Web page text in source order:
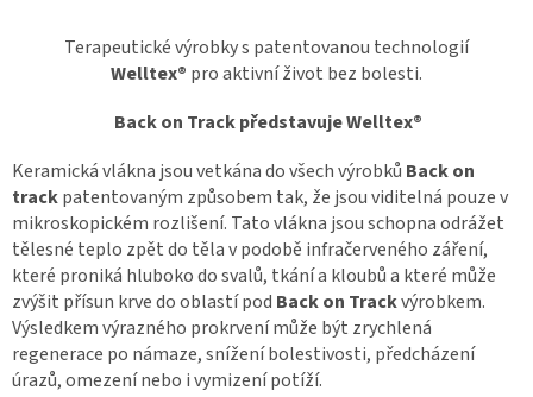
Terapeutické výrobky s patentovanou technologií
Welltex® pro aktivní život bez bolesti.
Back on Track představuje Welltex®
Keramická vlákna jsou vetkána do všech výrobků Back on
trackpatentovaným způsobem tak, že jsou viditelná pouze v
mikroskopickém rozlišení. Tato vlákna jsou schopna odrážet
tělesné teplo zpět do těla v podobě infračerveného záření,
které proniká hluboko do svalů, tkání a kloubů a které může
zvýšit přísun krve do oblastí pod Back on Trackvýrobkem.
Výsledkem výrazného prokrvení může být zrychlená
regenerace po námaze, snížení bolestivosti, předcházení
úrazů, omezení nebo i vymizení potíží.